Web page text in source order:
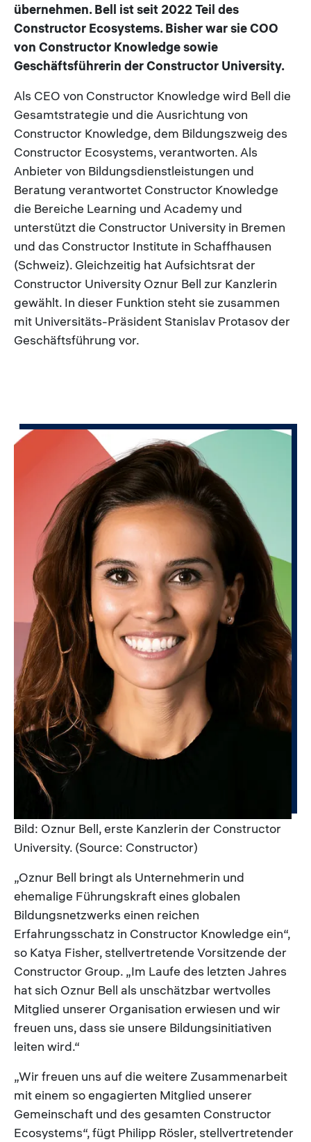
übernehmen. Bell ist seit 2022 Teil des
Constructor Ecosystems. Bisher war sie COO
von Constructor Knowledge sowie
Geschäftsführerin der Constructor University.
Als CEO von Constructor Knowledge wird Bell die
Gesamtstrategie und die Ausrichtung von
Constructor Knowledge, dem Bildungszweig des
Constructor Ecosystems, verantworten. Als
Anbieter von Bildungsdienstleistungen und
Beratung verantwortet Constructor Knowledge
die Bereiche Learning und Academy und
unterstützt die Constructor University in Bremen
und das Constructor Institute in Schaffhausen
(Schweiz). Gleichzeitig hat Aufsichtsrat der
Constructor University Oznur Bell zur Kanzlerin
gewählt. In dieser Funktion steht sie zusammen
mit Universitäts-Präsident Stanislav Protasov der
Geschäftsführung vor.
Bild: Oznur Bell, erste Kanzlerin der Constructor
University. (Source: Constructor)
„Oznur Bell bringt als Unternehmerin und
ehemalige Führungskraft eines globalen
Bildungsnetzwerks einen reichen
Erfahrungsschatz in Constructor Knowledge ein“,
so Katya Fisher, stellvertretende Vorsitzende der
Constructor Group. „Im Laufe des letzten Jahres
hat sich Oznur Bell als unschätzbar wertvolles
Mitglied unserer Organisation erwiesen und wir
freuen uns, dass sie unsere Bildungsinitiativen
leiten wird.“
„Wir freuen uns auf die weitere Zusammenarbeit
mit einem so engagierten Mitglied unserer
Gemeinschaft und des gesamten Constructor
Ecosystems“, fügt Philipp Rösler, stellvertretender